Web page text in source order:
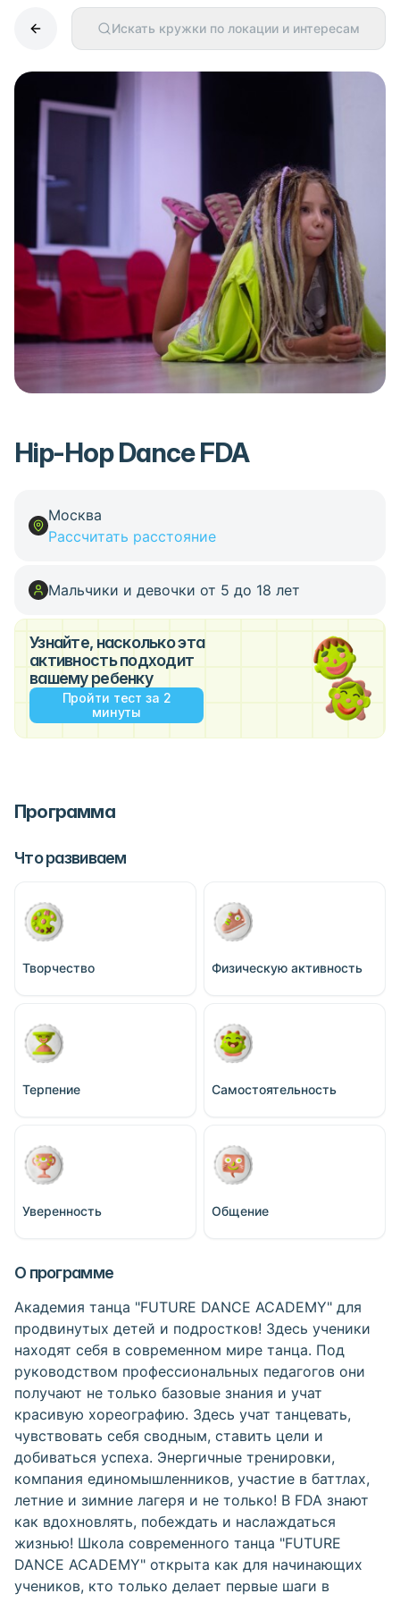
Искать кружки по локации и интересам
Hip-Hop Dance FDA
Москва
Рассчитать расстояние
Мальчики и девочки от 5 до 18 лет
Узнайте, насколько эта
активность подходит
вашему ребенку
Пройти тест за 2
минуты
Программа
Что развиваем
Творчество Физическую активность
Терпение Самостоятельность
Уверенность Общение
О программе
Академия танца "FUTURE DANCE ACADEMY" для
продвинутых детей и подростков! Здесь ученики
находят себя в современном мире танца. Под
руководством профессиональных педагогов они
получают не только базовые знания и учат
красивую хореографию. Здесь учат танцевать,
чувствовать себя сводным, ставить цели и
добиваться успеха. Энергичные тренировки,
компания единомышленников, участие в баттлах,
летние и зимние лагеря и не только! В FDA знают
как вдохновлять, побеждать и наслаждаться
жизнью! Школа современного танца "FUTURE
DANCE ACADEMY" открыта как для начинающих
учеников, кто только делает первые шаги в